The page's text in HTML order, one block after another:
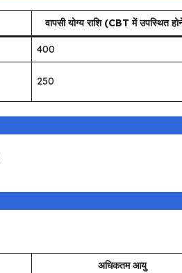
वापसी योग्य राशि (CBT में उपस्थित
₹400
₹250
अधिकतम आयु